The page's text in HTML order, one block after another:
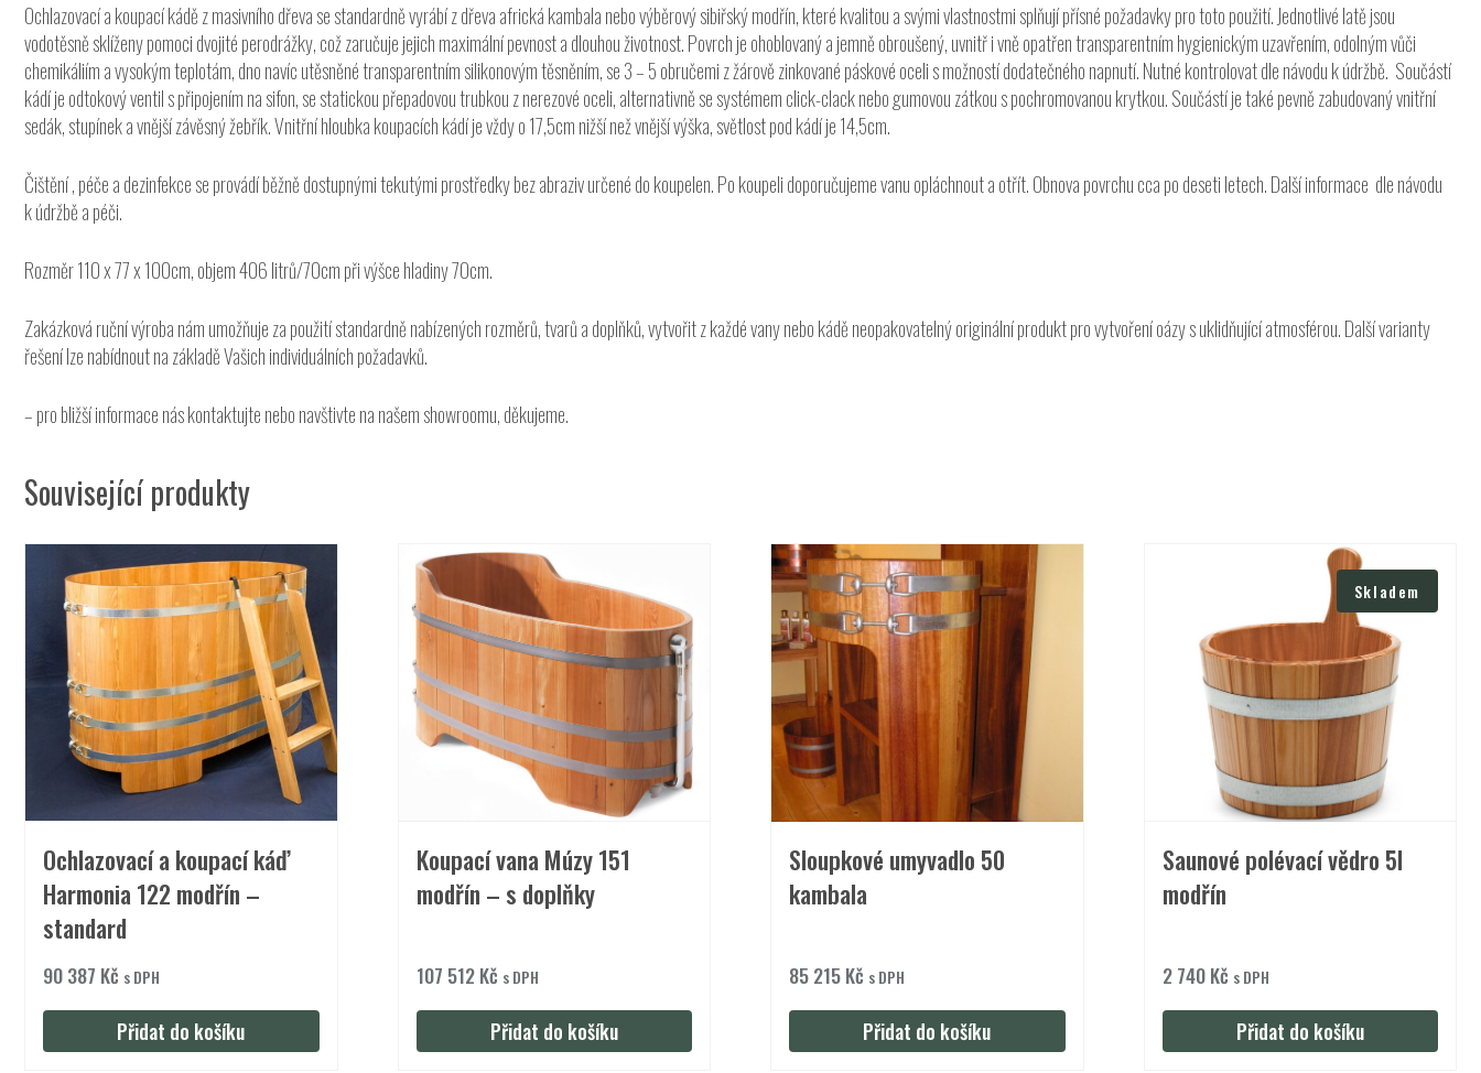
Ochlazovací a koupací kádě z masivního dřeva se standardně vyrábí z dřeva africká kambala nebo výběrový sibiřský modřín, které kvalitou a svými vlastnostmi splňují přísné požadavky pro toto použití. Jednotlivé latě jsou
vodotěsně sklíženy pomoci dvojité perodrážky, což zaručuje jejich maximální pevnost a dlouhou životnost. Povrch je ohoblovaný a jemně obroušený, uvnitř i vně opatřen transparentním hygienickým uzavřením, odolným vůči
chemikáliím a vysokým teplotám, dno navíc utěsněné transparentním silikonovým těsněním, se 3 – 5 obručemi z žárově zinkované páskové oceli s možností dodatečného napnutí. Nutné kontrolovat dle návodu k údržbě. Součástí
kádí je odtokový ventil s připojením na sifon, se statickou přepadovou trubkou z nerezové oceli, alternativně se systémem click-clack nebo gumovou zátkou s pochromovanou krytkou. Součástí je také pevně zabudovaný vnitřní
sedák, stupínek a vnější závěsný žebřík. Vnitřní hloubka koupacích kádí je vždy o 17,5cm nižší než vnější výška, světlost pod kádí je 14,5cm.
Čištění , péče a dezinfekce se provádí běžně dostupnými tekutými prostředky bez abraziv určené do koupelen. Po koupeli doporučujeme vanu opláchnout a otřít. Obnova povrchu cca po deseti letech. Další informace dle návodu
k údržbě a péči.
Rozměr 110 x 77 x 100cm, objem 406 litrů/70cm při výšce hladiny 70cm.
Zakázková ruční výroba nám umožňuje za použití standardně nabízených rozměrů, tvarů a doplňků, vytvořit z každé vany nebo kádě neopakovatelný originální produkt pro vytvoření oázy s uklidňující atmosférou. Další varianty
řešení lze nabídnout na základě Vašich individuálních požadavků.
– pro bližší informace nás kontaktujte nebo navštivte na našem showroomu, děkujeme.
Související produkty
Ochlazovací a koupací káď
Harmonia 122 modřín –
standard
90 387 Kč s DPH
Přidat do košíku
Koupací vana Múzy 151
modřín – s doplňky
107 512Kč s DPH
Přidat do košíku
Sloupkové umyvadlo 50
kambala
85 215Kč s DPH
Přidat do košíku
Skladem
Saunové polévací vědro 5l
modřín
2 740Kč s DPH
Přidat do košíku